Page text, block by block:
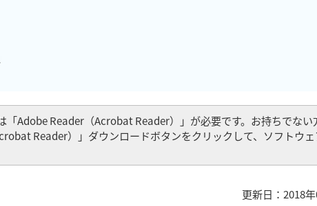
「Adobe Reader（Acrobat Reader）」が必要です。お持ちでない
Reader）」ダウンロードボタンをクリックして、ソフトウ
更新日：2018